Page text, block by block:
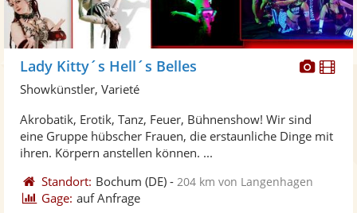
Lady Kitty´s Hell´s Belles
Showkünstler, Varieté
Akrobatik, Erotik, Tanz, Feuer, Bühnenshow! Wir sind
eine Gruppe hübscher Frauen, die erstaunliche Dinge mit
ihren. Körpern anstellen können. ...
Standort: Bochum (DE) - 204 km von Langenhagen
Gage: auf Anfrage